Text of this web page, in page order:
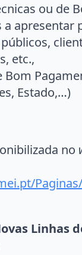
ou de
a apresentar
etc.,
Bom
Estado,…)
no
Linhas